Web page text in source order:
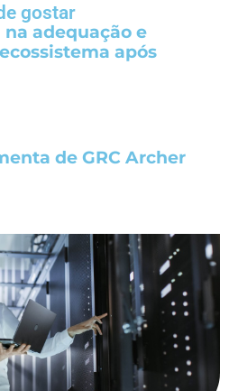
gostar
adequação e
após
de GRC Archer